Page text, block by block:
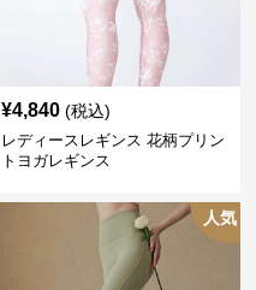
¥4,840 (税込)
レディースレギンス 花柄プリン
トヨガレギンス
人気